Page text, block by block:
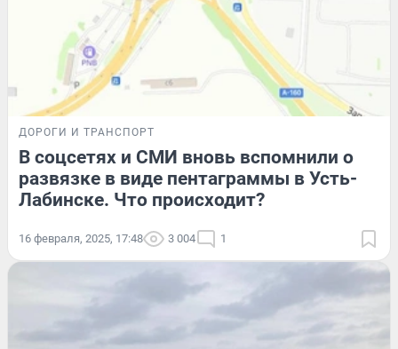
ДОРОГИ И ТРАНСПОРТ
В соцсетях и СМИ вновь вспомнили о
развязке в виде пентаграммы в Усть-
Лабинске. Что происходит?
16 февраля, 2025, 17:48 3 004 1